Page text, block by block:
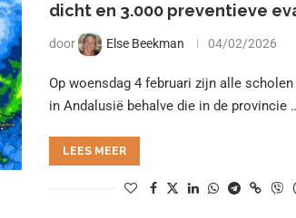
dicht en 3.000 preventieve
door Else Beekman 04/02/2026
Op woensdag 4 februari zijn alle
in Andalusië behalve die in de provincie
LEES MEER